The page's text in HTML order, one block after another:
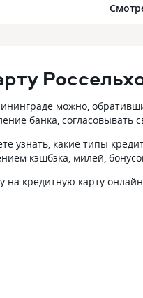
можно,
банка,
узнать, какие типы
кэшбэка, милей,
на кредитную карту